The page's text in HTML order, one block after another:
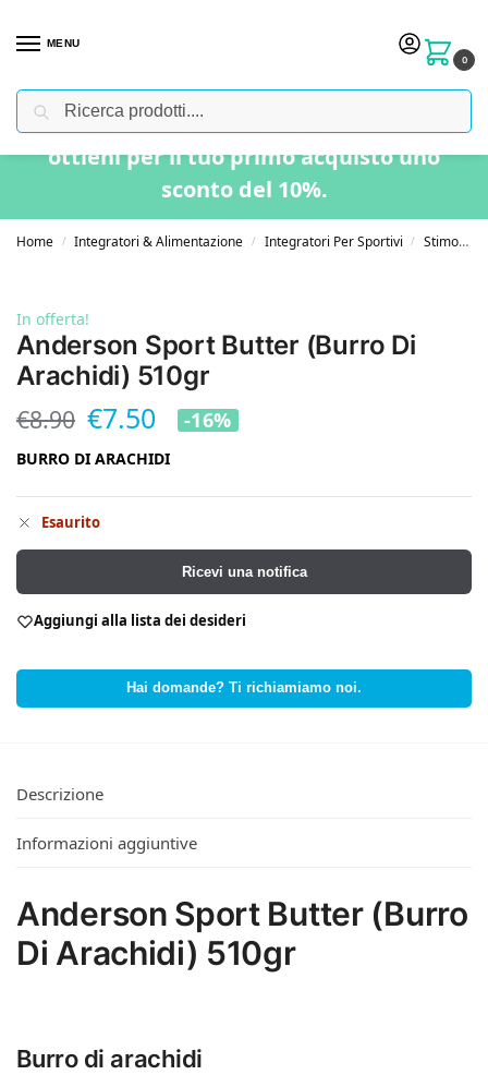
MENU
0
Usa il codice “BENVENUTO” nel carrello e
ottieni per il tuo primo acquisto uno
sconto del 10%.
Home / Integratori & Alimentazione / Integratori Per Sportivi / Stimolanti Naturali
In offerta!
Anderson Sport Butter (Burro Di
Arachidi) 510gr
€8.90 €7.50 -16%
BURRO DI ARACHIDI
Esaurito
Ricevi una notifica
Aggiungi alla lista dei desideri
Hai domande? Ti richiamiamo noi.
Descrizione
Informazioni aggiuntive
Anderson Sport Butter (Burro
Di Arachidi) 510gr
Burro di arachidi